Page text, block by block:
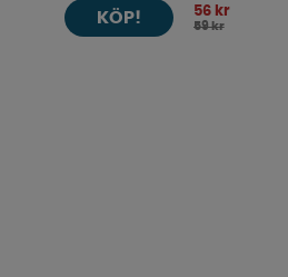
KÖP! 56 kr
59 kr